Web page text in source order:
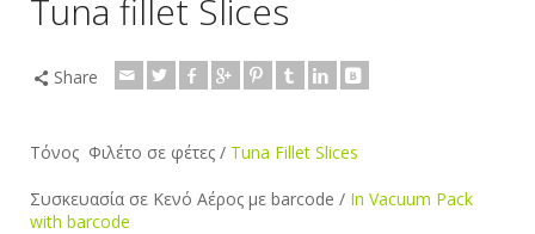
Tuna fillet Slices
Share
Τόνος Φιλέτο σε φέτες / Tuna Fillet Slices
Συσκευασία σε Κενό Αέρος με barcode / In Vacuum Pack
with barcode